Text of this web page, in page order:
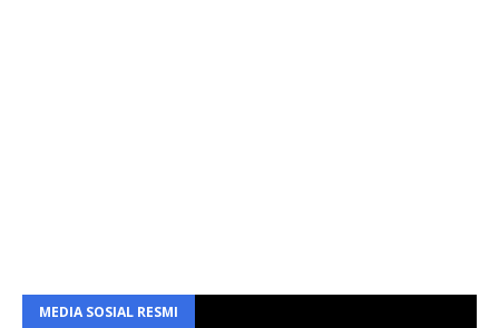
MEDIA SOSIAL RESMI